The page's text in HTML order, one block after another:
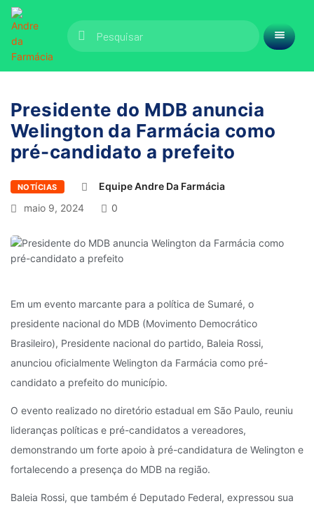
Presidente do MDB anuncia
Welington da Farmácia como
pré-candidato a prefeito
NOTÍCIAS
Equipe Andre Da Farmácia
maio 9, 2024
0
Em um evento marcante para a política de Sumaré, o
presidente nacional do MDB (Movimento Democrático
Brasileiro), Presidente nacional do partido, Baleia Rossi,
anunciou oficialmente Welington da Farmácia como pré-
candidato a prefeito do município.
O evento realizado no diretório estadual em São Paulo, reuniu
lideranças políticas e pré-candidatos a vereadores,
demonstrando um forte apoio à pré-candidatura de Welington e
fortalecendo a presença do MDB na região.
Baleia Rossi, que também é Deputado Federal, expressou sua